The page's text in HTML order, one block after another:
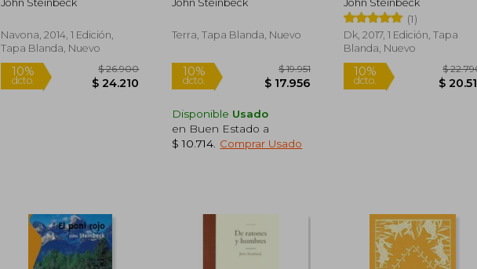
John Steinbeck
Navona, 2014, 1 Edición,
Tapa Blanda, Nuevo
Rápido
John Steinbeck
Terra, Tapa Blanda, Nuevo
Disponible Usado
en Buen Estado a
$ 10.714 Comprar Usado
John Steinbeck
(1)
Dk, 2017, 1 Edición, Tapa
Blanda, Nuevo